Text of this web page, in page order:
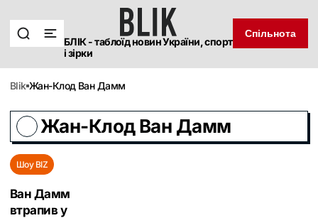
БЛІК - таблоїд новин України, спорт
і зірки
Спільнота
blik Жан-Клод Ван Дамм
Жан-Клод Ван Дамм
Шоу BIZ
Ван Дамм
втрапив у